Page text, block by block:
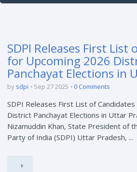
SDPI Releases First List
for Upcoming 2026
Panchayat Elections in
by sdpi Sep 27 2025 0 Comments
SDPI Releases First List of
District Panchayat Elections in Uttar
Nizamuddin Khan, State President of
Party of India (SDPI) Uttar Pradesh, ...